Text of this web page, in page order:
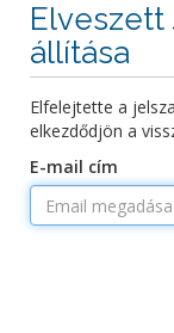
állítása
Elfelejtette a
elkezdődjön a
E-mail cím